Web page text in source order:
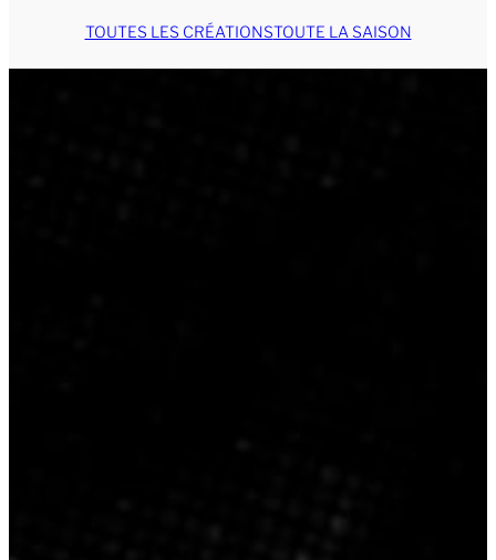
TOUTES LES CRÉATIONSTOUTE LA SAISON